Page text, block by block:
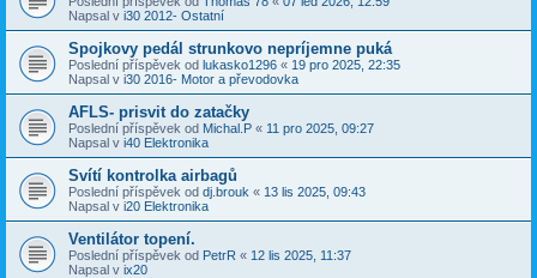
Napsal v i30 2012- Ostatní
Spojkovy pedál strunkovo nepríjemne puká
Poslední příspěvek od lukasko1296 « 19 pro 2025, 22:35
Napsal v i30 2016- Motor a převodovka
AFLS- prisvit do zatačky
Poslední příspěvek od Michal.P « 11 pro 2025, 09:27
Napsal v i40 Elektronika
Svítí kontrolka airbagů
Poslední příspěvek od dj.brouk « 13 lis 2025, 09:43
Napsal v i20 Elektronika
Ventilátor topení.
Poslední příspěvek od PetrR « 12 lis 2025, 11:37
Napsal v ix20